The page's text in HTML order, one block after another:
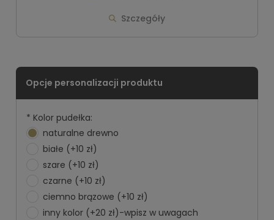
* Kolor pudełka:
naturalne drewno
białe (+10 zł)
szare (+10 zł)
czarne (+10 zł)
ciemno brązowe (+10 zł)
inny kolor (+20 zł)-wpisz w uwagach
Szczegóły